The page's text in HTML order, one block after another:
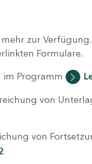
zur
Formulare.
im Programm
von
von